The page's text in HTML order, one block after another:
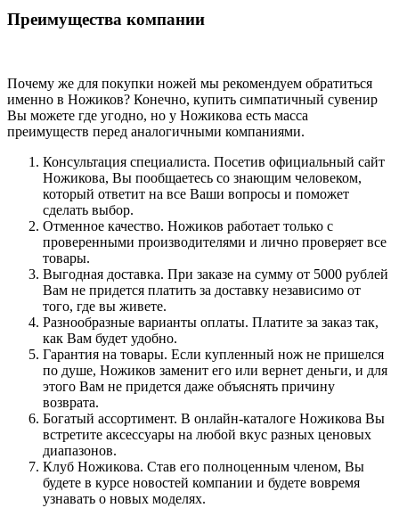
Преимущества компании
Почему же для покупки ножей мы рекомендуем обратиться
именно в Ножиков? Конечно, купить симпатичный сувенир
Вы можете где угодно, но у Ножикова есть масса
преимуществ перед аналогичными компаниями.
Консультация специалиста. Посетив официальный сайт
Ножикова, Вы пообщаетесь со знающим человеком,
который ответит на все Ваши вопросы и поможет
сделать выбор.
Отменное качество. Ножиков работает только с
проверенными производителями и лично проверяет все
товары.
Выгодная доставка. При заказе на сумму от 5000 рублей
Вам не придется платить за доставку независимо от
того, где вы живете.
Разнообразные варианты оплаты. Платите за заказ так,
как Вам будет удобно.
Гарантия на товары. Если купленный нож не пришелся
по душе, Ножиков заменит его или вернет деньги, и для
этого Вам не придется даже объяснять причину
возврата.
Богатый ассортимент. В онлайн-каталоге Ножикова Вы
встретите аксессуары на любой вкус разных ценовых
диапазонов.
Клуб Ножикова. Став его полноценным членом, Вы
будете в курсе новостей компании и будете вовремя
узнавать о новых моделях.